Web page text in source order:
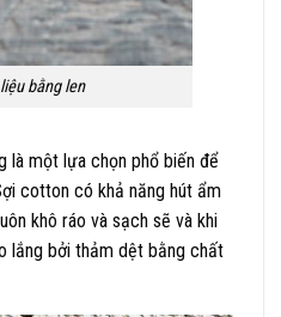
bằng len
là một lựa chọn phổ biến để
cotton có khả năng hút ẩm
khô ráo và sạch sẽ và khi
lắng bởi thảm dệt bằng chất